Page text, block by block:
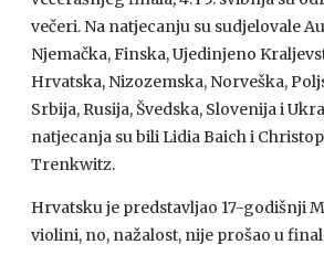
večeri. Na natjecanju su sudjelovale
Njemačka, Finska, Ujedinjeno
Hrvatska, Nizozemska, Norveška,
Srbija, Rusija, Švedska, Slovenija i
natjecanja su bili Lidia Baich i
Trenkwitz.
Hrvatsku je predstavljao 17-godišnji
violini, no, nažalost, nije prošao u